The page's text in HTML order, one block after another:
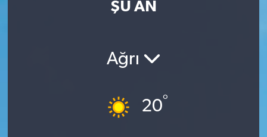
ŞU AN
Ağrı
20°